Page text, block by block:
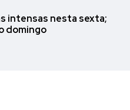
intensas nesta sexta;
domingo